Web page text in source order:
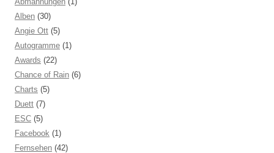
Alben (30)
Angie Ott (5)
Autogramme (1)
Awards (22)
Chance of Rain (6)
Charts (5)
Duett (7)
ESC (5)
Facebook (1)
Fernsehen (42)